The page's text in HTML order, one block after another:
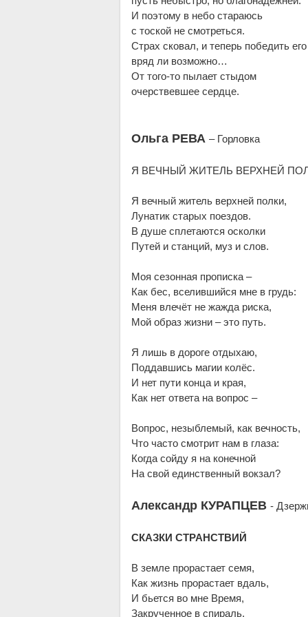
И поэтому в небо стараюсь
с тоской не смотреться.
Страх сковал, и теперь победить его
вряд ли возможно…
От того-то пылает стыдом
очерствевшее сердце.
Ольга РЕВА– Горловка
Я ВЕЧНЫЙ ЖИТЕЛЬ ВЕРХНЕЙ
Я вечный житель верхней полки,
Лунатик старых поездов.
В душе сплетаются осколки
Путей и станций, муз и слов.
Моя сезонная прописка –
Как бес, вселившийся мне в грудь:
Меня влечёт не жажда риска,
Мой образ жизни – это путь.
Я лишь в дороге отдыхаю,
Поддавшись магии колёс.
И нет пути конца и края,
Как нет ответа на вопрос –
Вопрос, незыблемый, как вечность,
Что часто смотрит нам в глаза:
Когда сойду я на конечной
На свой единственный вокзал?
Александр КУРАПЦЕВ-
СКАЗКИ СТРАНСТВИЙ
В земле прорастает семя,
Как жизнь прорастает вдаль,
И бьется во мне Время,
Закрученное в спираль.